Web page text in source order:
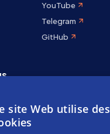
YouTube
Telegram
GitHub
site Web utilise des